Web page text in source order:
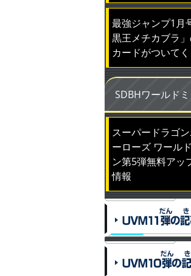
最強ジャンプ1月
黒王メチカブラ」
カードがついてく
SDBHワールド
スーパードラゴ
ーローズ ワール
ン第5弾無料アッ
情報